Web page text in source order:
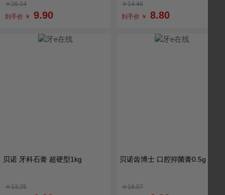
￥26.14
到手价 ￥
9.90
￥14.46
到手价 ￥
8.80
贝诺 牙科石膏 超硬型1kg
￥13.25
贝诺齿博士 口腔抑菌膏0.5g
￥18.07